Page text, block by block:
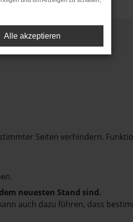
Seiten verhindern.
neuesten Stand sind.
auch dazu führen, dass
Alle akzeptieren